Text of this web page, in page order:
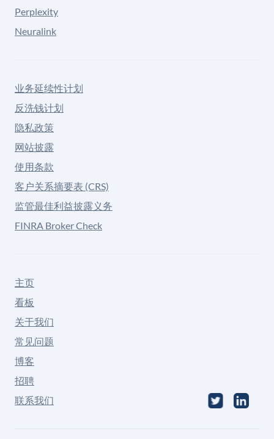
Perplexity
Neuralink
业务延续性计划
反洗钱计划
隐私政策
网站披露
使用条款
客户关系摘要表 (CRS)
监管最佳利益披露义务
FINRA Broker Check
主页
看板
关于我们
常见问题
博客
招聘
联系我们